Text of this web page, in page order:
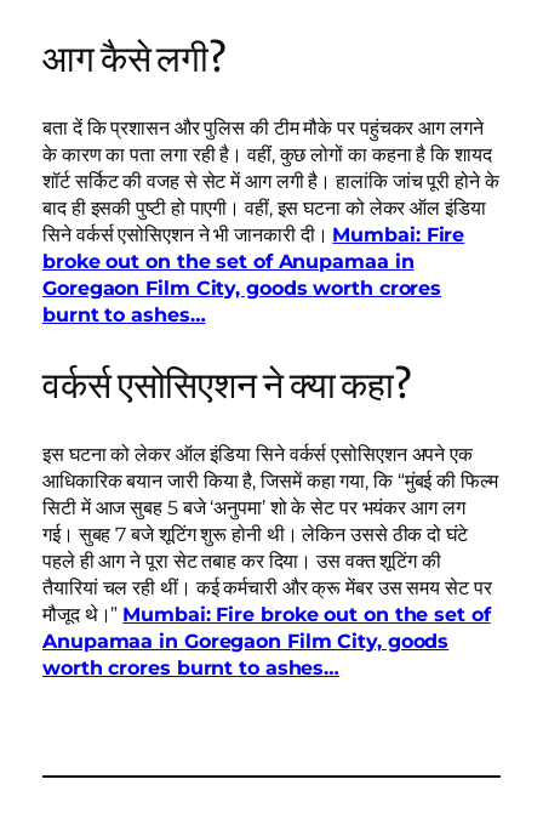
आग कैसे लगी?
बता दें कि प्रशासन और पुलिस की टीम मौके पर पहुंचकर आग लगने
के कारण का पता लगा रही है। वहीं, कुछ लोगों का कहना है कि शायद
शॉर्ट सर्किट की वजह से सेट में आग लगी है। हालांकि जांच पूरी होने के
बाद ही इसकी पुष्टी हो पाएगी। वहीं, इस घटना को लेकर ऑल इंडिया
सिने वर्कर्स एसोसिएशन ने भी जानकारी दी। Mumbai: Fire
broke out on the set of Anupamaa in
Goregaon Film City, goods worth crores
burnt to ashes…
वर्कर्स एसोसिएशन ने क्या कहा?
इस घटना को लेकर ऑल इंडिया सिने वर्कर्स एसोसिएशन अपने एक
आधिकारिक बयान जारी किया है, जिसमें कहा गया, कि “मुंबई की फिल्म
सिटी में आज सुबह 5 बजे ‘अनुपमा’ शो के सेट पर भयंकर आग लग
गई। सुबह 7 बजे शूटिंग शुरू होनी थी। लेकिन उससे ठीक दो घंटे
पहले ही आग ने पूरा सेट तबाह कर दिया। उस वक्त शूटिंग की
तैयारियां चल रही थीं। कई कर्मचारी और क्रू मेंबर उस समय सेट पर
मौजूद थे।” Mumbai: Fire broke out on the set of
Anupamaa in Goregaon Film City, goods
worth crores burnt to ashes…